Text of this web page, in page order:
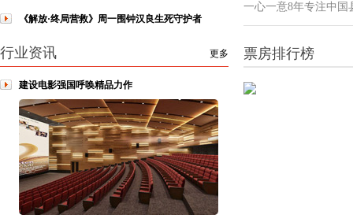
《解放·终局营救》周一围钟汉良生死守护者
更多
行业资讯
建设电影强国呼唤精品力作
一心一意8年专注中国
票房排行榜